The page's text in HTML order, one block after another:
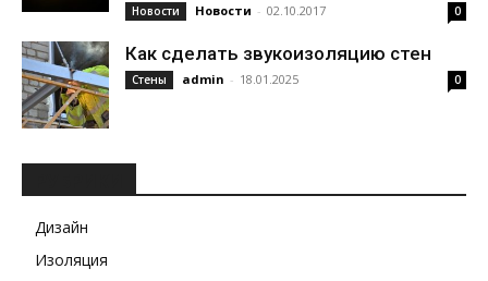
Новости Новости - 02.10.2017 0
Как сделать звукоизоляцию стен
Стены admin - 18.01.2025 0
Дизайн
Изоляция